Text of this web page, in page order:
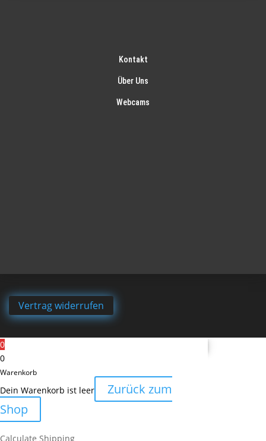
Kontakt
Über Uns
Webcams
Vertrag widerrufen
0
0
Warenkorb
Dein Warenkorb ist leer
Zurück zum
Shop
Calculate Shipping